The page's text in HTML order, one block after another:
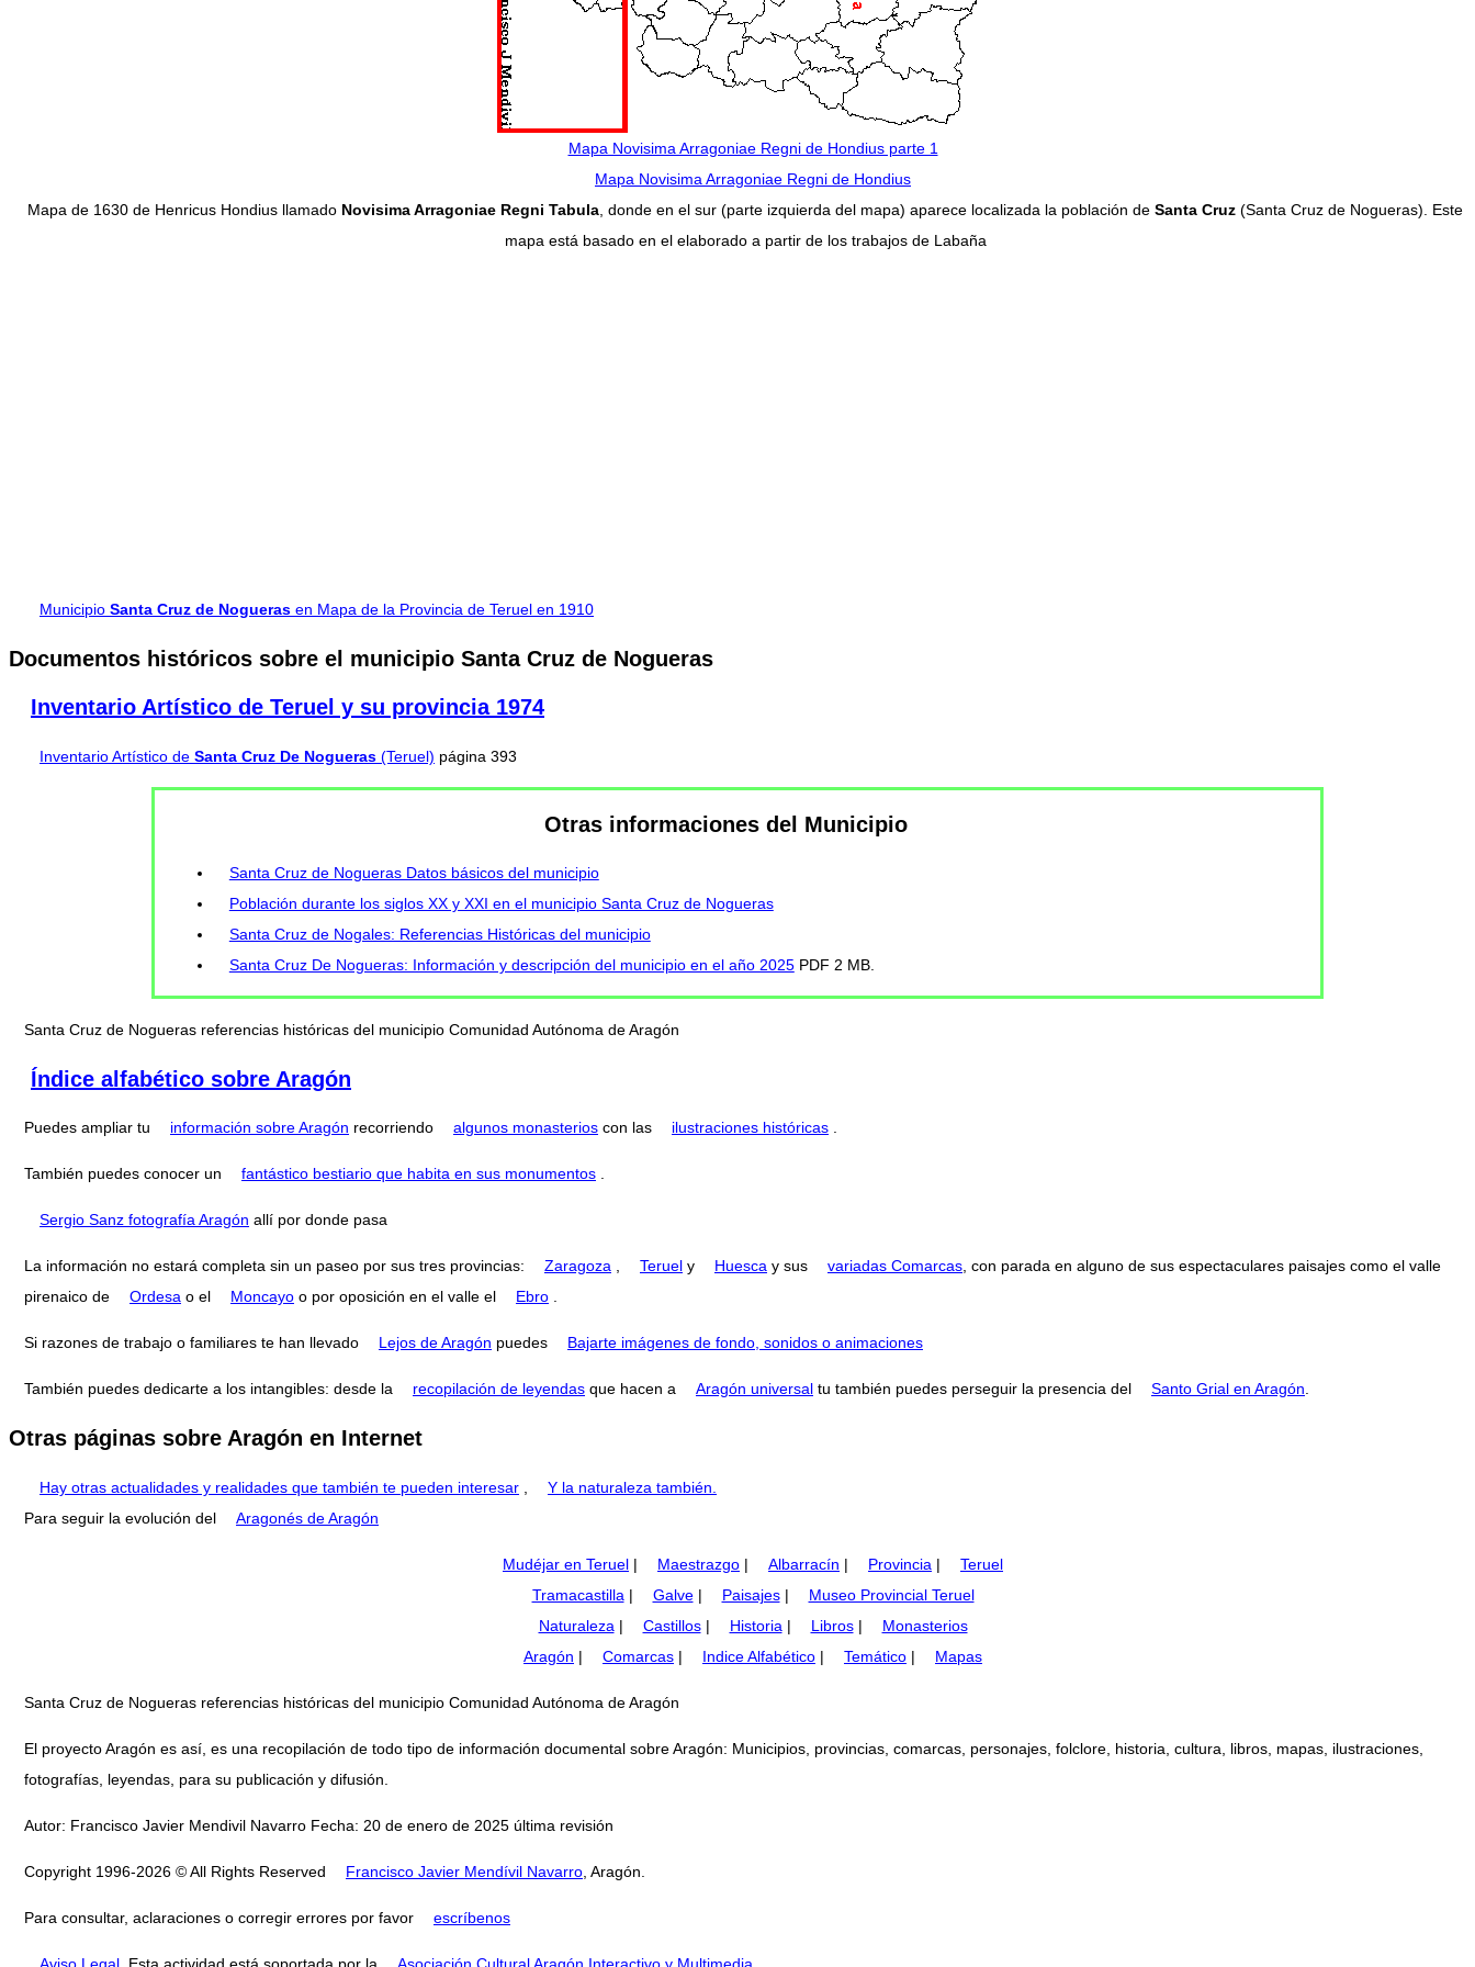
Mapa Novisima Arragoniae Regni de Hondius parte 1
Mapa Novisima Arragoniae Regni de Hondius
Mapa de 1630 de Henricus Hondius llamado Novisima Arragoniae Regni Tabula, donde en el sur (parte izquierda del mapa) aparece localizada la población de Santa Cruz (Santa Cruz de Nogueras). Este
mapa está basado en el elaborado a partir de los trabajos de Labaña
Municipio Santa Cruz de Nogueras en Mapa de la Provincia de Teruel en 1910
Documentos históricos sobre el municipio Santa Cruz de Nogueras
Inventario Artístico de Teruel y su provincia 1974
Inventario Artístico de Santa Cruz De Nogueras (Teruel) página 393
Otras informaciones del Municipio
Santa Cruz de Nogueras Datos básicos del municipio
Población durante los siglos XX y XXI en el municipio Santa Cruz de Nogueras
Santa Cruz de Nogales: Referencias Históricas del municipio
Santa Cruz De Nogueras: Información y descripción del municipio en el año 2025PDF 2 MB.
Santa Cruz de Nogueras referencias históricas del municipio Comunidad Autónoma de Aragón
Índice alfabético sobre Aragón
Puedes ampliar tu información sobre Aragón recorriendo algunos monasterios con las ilustraciones históricas .
También puedes conocer un fantástico bestiario que habita en sus monumentos .
Sergio Sanz fotografía Aragón allí por donde pasa
La información no estará completa sin un paseo por sus tres provincias: Zaragoza , Teruel y Huesca y sus variadas Comarcas, con parada en alguno de sus espectaculares paisajes como el valle
pirenaico de
Ordesa o el Moncayo o por oposición en el valle el Ebro .
Si razones de trabajo o familiares te han llevado Lejos de Aragón puedes Bajarte imágenes de fondo, sonidos o animaciones
También puedes dedicarte a los intangibles: desde la recopilación de leyendas que hacen a Aragón universal tu también puedes perseguir la presencia del Santo Grial en Aragón.
Otras páginas sobre Aragón en Internet
Hay otras actualidades y realidades que también te pueden interesar
Y la naturaleza también.
Para seguir la evolución del
Aragonés de Aragón
Mudéjar en Teruel | Maestrazgo | Albarracín | Provincia |
Teruel
Tramacastilla | Galve| Paisajes|
Museo Provincial Teruel
Naturaleza | Castillos| Historia | Libros|
Monasterios
Aragón | Comarcas | Indice Alfabético | Temático | Mapas
Santa Cruz de Nogueras referencias históricas del municipio Comunidad Autónoma de Aragón
El proyecto Aragón es así, es una recopilación de todo tipo de información documental sobre Aragón: Municipios, provincias, comarcas, personajes, folclore, historia, cultura, libros, mapas, ilustraciones,
fotografías, leyendas, para su publicación y difusión.
Autor: Francisco Javier Mendivil Navarro Fecha: 20 de enero de 2025 última revisión
Copyright 1996-2026 © All Rights Reserved Francisco Javier Mendívil Navarro , Aragón.
Para consultar, aclaraciones o corregir errores por favor escríbenos
Aviso Legal . Esta actividad está soportada por la Asociación Cultural Aragón Interactivo y Multimedia